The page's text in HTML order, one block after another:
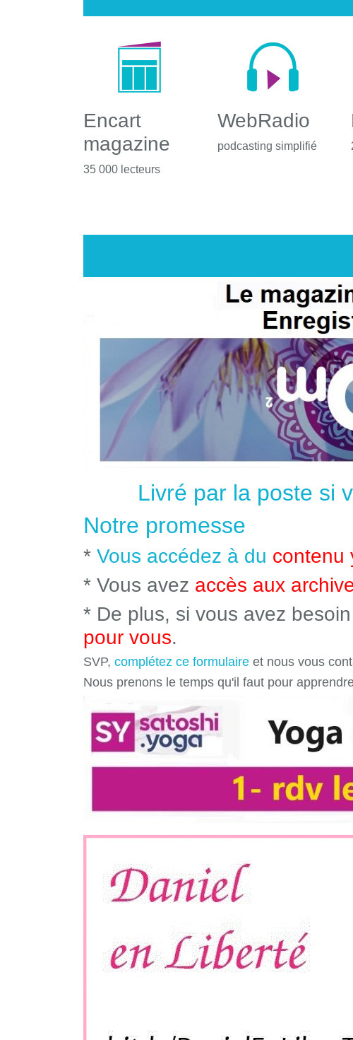
Encart
magazine
35 000 lecteurs
WebRadio
podcasting simplifié
Livré par la poste si
Notre promesse
* Vous accédez à du contenu
* Vous avez accès aux
* De plus, si vous avez
pour vous.
SVP, complétez ce formulaire et nous vous
Nous prenons le temps qu'il faut pour